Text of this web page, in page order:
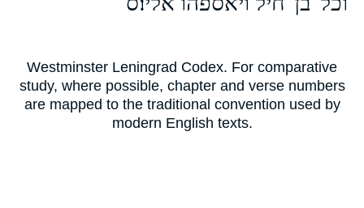
Westminster Leningrad Codex. For comparative
study, where possible, chapter and verse numbers
are mapped to the traditional convention used by
modern English texts.